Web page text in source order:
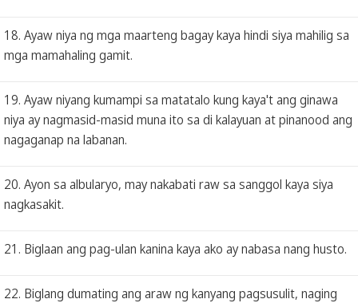
18. Ayaw niya ng mga maarteng bagay kaya hindi siya mahilig sa
mga mamahaling gamit.
19. Ayaw niyang kumampi sa matatalo kung kaya't ang ginawa
niya ay nagmasid-masid muna ito sa di kalayuan at pinanood ang
nagaganap na labanan.
20. Ayon sa albularyo, may nakabati raw sa sanggol kaya siya
nagkasakit.
21. Biglaan ang pag-ulan kanina kaya ako ay nabasa nang husto.
22. Biglang dumating ang araw ng kanyang pagsusulit, naging